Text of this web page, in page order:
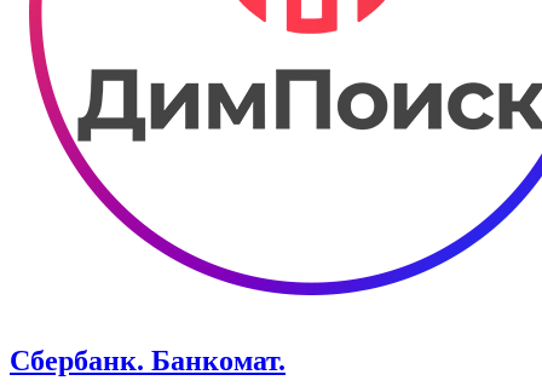
Сбербанк. Банкомат.